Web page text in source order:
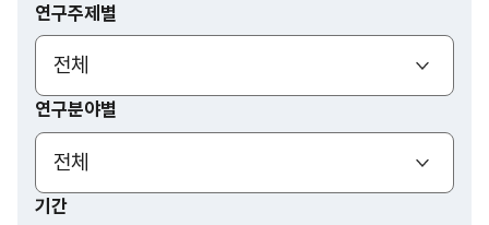
연구주제별
전체
연구분야별
전체
기간